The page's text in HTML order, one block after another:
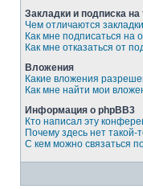
Закладки и подписка
Чем отличаются
Как мне подписаться
Как мне отказаться от
Вложения
Какие вложения
Как мне найти мои
Информация о phpBB3
Кто написал эту
Почему здесь нет такой-
С кем можно связаться